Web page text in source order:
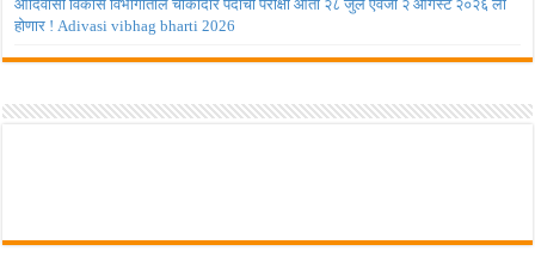
आदिवासी विकास विभागातील चौकीदार पदांची परीक्षा आता २८ जुलै ऐवजी २ ऑगस्ट २०२६ ला
होणार ! Adivasi vibhag bharti 2026